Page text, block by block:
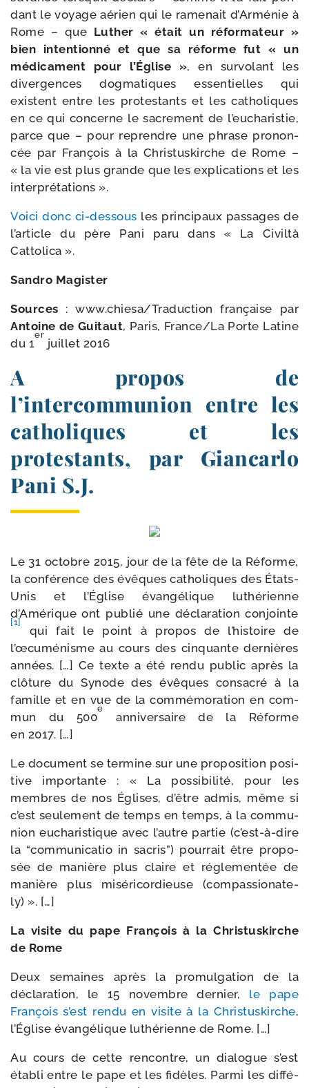
dant le voyage aérien qui le rame­nait d’Arménie à
Rome – que Luther « était un réfor­ma­teur »
bien inten­tion­né et que sa réforme fut « un
médi­ca­ment pour l’Église », en sur­vo­lant les
diver­gences dog­ma­tiques essen­tielles qui
existent entre les pro­tes­tants et les catho­liques
en ce qui concerne le sacre­ment de l’eu­cha­ris­tie,
parce que – pour reprendre une phrase pro­non­
cée par François à la Christuskirche de Rome –
« la vie est plus grande que les expli­ca­tions et les
interprétations ».
Voici donc ci-​dessous les prin­ci­paux pas­sages de
l’ar­ticle du père Pani paru dans « La Civiltà
Cattolica ».
Sandro Magister
Sources : www.chiesa/Traduction fran­çaise par
Antoine de Guitaut, Paris, France/​La Porte Latine
du 1
er
juillet 2016
A propos de
l’intercommunion entre les
catholiques et les
protestants, par Giancarlo
Pani S.J.
Le 31 octobre 2015, jour de la fête de la Réforme,
la confé­rence des évêques catho­liques des États-​
Unis et l’Église évan­gé­lique luthé­rienne
d’Amérique ont publié une décla­ra­tion conjointe
[1]
qui fait le point à pro­pos de l’histoire de
l’œcuménisme au cours des cin­quante der­nières
années. […] Ce texte a été ren­du public après la
clô­ture du Synode des évêques consa­cré à la
famille et en vue de la com­mé­mo­ra­tion en com­
mun du 500
e
anni­ver­saire de la Réforme
en 2017. […]
Le docu­ment se ter­mine sur une pro­po­si­tion posi­
tive impor­tante : « La pos­si­bi­li­té, pour les
membres de nos Églises, d’être admis, même si
c’est seule­ment de temps en temps, à la com­mu­
nion eucha­ris­tique avec l’autre par­tie (c’est-à-dire
la “com­mu­ni­ca­tio in sacris”) pour­rait être pro­po­
sée de manière plus claire et régle­men­tée de
manière plus misé­ri­cor­dieuse (com­pas­sio­na­te­
ly) ». […]
La visite du pape François à la Christuskirche
de Rome
Deux semaines après la pro­mul­ga­tion de la
décla­ra­tion, le 15 novembre der­nier, le pape
François s’est ren­du en visite à la Christuskirche,
l’Église évan­gé­lique luthé­rienne de Rome. […]
Au cours de cette ren­contre, un dia­logue s’est
éta­bli entre le pape et les fidèles. Parmi les dif­fé­